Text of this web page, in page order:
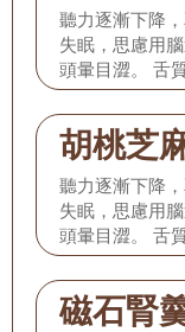
聽力逐漸下降
失眠，思慮用
頭暈目澀。 舌
胡桃芝
聽力逐漸下降
失眠，思慮用
頭暈目澀。 舌
磁石腎